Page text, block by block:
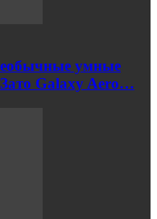
умные
Galaxy Aero…